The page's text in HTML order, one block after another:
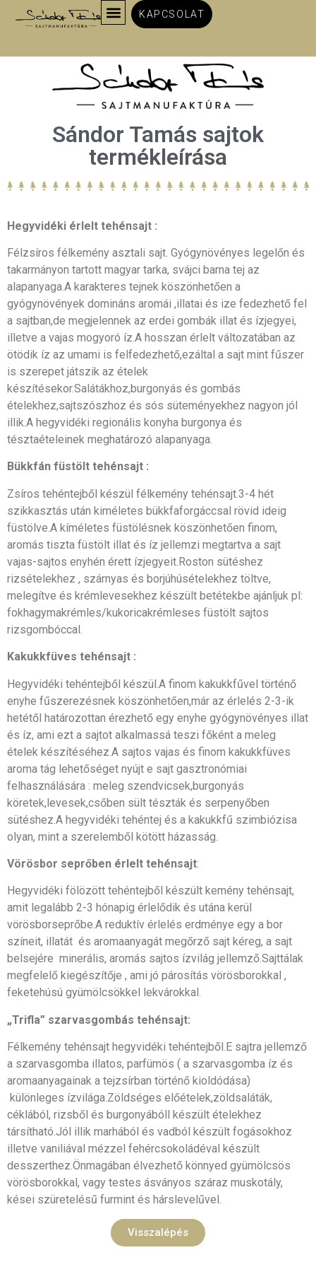
KAPCSOLAT
Sándor Tamás sajtok
termékleírása
Hegyvidéki érlelt tehénsajt :
Félzsíros félkemény asztali sajt. Gyógynövényes legelőn és
takarmányon tartott magyar tarka, svájci barna tej az
alapanyaga.A karakteres tejnek köszönhetően a
gyógynövények domináns aromái ,illatai és ize fedezhető fel
a sajtban,de megjelennek az erdei gombák illat és ízjegyei,
illetve a vajas mogyoró íz.A hosszan érlelt változatában az
ötödik íz az umami is felfedezhető,ezáltal a sajt mint fűszer
is szerepet játszik az ételek
készítésekor.Salátákhoz,burgonyás és gombás
ételekhez,sajtszószhoz és sós süteményekhez nagyon jól
illik.A hegyvidéki regionális konyha burgonya és
tésztaételeinek meghatározó alapanyaga.
Bükkfán füstölt tehénsajt :
Zsíros tehéntejből készül félkemény tehénsajt.3-4 hét
szikkasztás után kiméletes bükkfaforgáccsal rövid ideig
füstölve.A kíméletes füstölésnek köszönhetően finom,
aromás tiszta füstölt illat és íz jellemzi megtartva a sajt
vajas-sajtos enyhén érett ízjegyeit.Roston sütéshez
rizsételekhez , szárnyas és borjúhúsételekhez töltve,
melegítve és krémlevesekhez készült betétekbe ajánljuk pl:
fokhagymakrémles/kukoricakrémleses füstölt sajtos
rizsgombóccal.
Kakukkfüves tehénsajt :
Hegyvidéki tehéntejből készül.A finom kakukkfűvel történő
enyhe fűszerezésnek köszönhetően,már az érlelés 2-3-ik
hetétől határozottan érezhető egy enyhe gyógynövényes illat
és íz, ami ezt a sajtot alkalmassá teszi főként a meleg
ételek készítéséhez.A sajtos vajas és finom kakukkfüves
aroma tág lehetőséget nyújt e sajt gasztronómiai
felhasználására : meleg szendvicsek,burgonyás
köretek,levesek,csőben sült tészták és serpenyőben
sütéshez.A hegyvidéki tehéntej és a kakukkfű szimbiózisa
olyan, mint a szerelemből kötött házasság.
Vörösbor seprőben érlelt tehénsajt:
Hegyvidéki fölözött tehéntejből készült kemény tehénsajt,
amit legalább 2-3 hónapig érlelődik és utána kerül
vörösborseprőbe.A reduktív érlelés erdménye egy a bor
színeit, illatát és aromaanyagát megőrző sajt kéreg, a sajt
belsejére minerális, aromás sajtos ízvilág jellemző.Sajttálak
megfelelő kiegészítője , ami jó párosítás vörösborokkal ,
feketehúsú gyümölcsökkel lekvárokkal.
„Trifla” szarvasgombás tehénsajt:
Félkemény tehénsajt hegyvidéki tehéntejből.E sajtra jellemző
a szarvasgomba illatos, parfümös ( a szarvasgomba íz és
aromaanyagainak a tejzsírban történő kioldódása)
különleges ízvilága.Zöldséges előételek,zöldsaláták,
céklából, rizsből és burgonyábóll készült ételekhez
társítható.Jól illik marhából és vadból készült fogásokhoz
illetve vaniliával mézzel fehércsokoládéval készült
desszerthez.Önmagában élvezhető könnyed gyümölcsös
vörösborokkal, vagy testes ásványos száraz muskotály,
kései szüretelésű furmint és hárslevelűvel.
Visszalépés